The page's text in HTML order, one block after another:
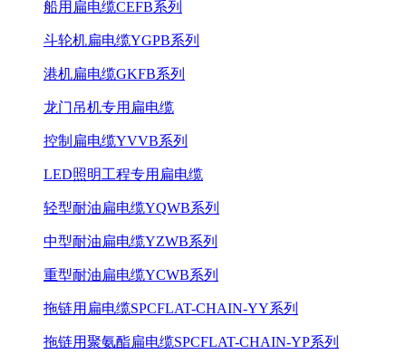
船用扁电缆CEFB系列
斗轮机扁电缆YGPB系列
港机扁电缆GKFB系列
龙门吊机专用扁电缆
控制扁电缆YVVB系列
LED照明工程专用扁电缆
轻型耐油扁电缆YQWB系列
中型耐油扁电缆YZWB系列
重型耐油扁电缆YCWB系列
拖链用扁电缆SPCFLAT-CHAIN-YY系列
拖链用聚氨酯扁电缆SPCFLAT-CHAIN-YP系列